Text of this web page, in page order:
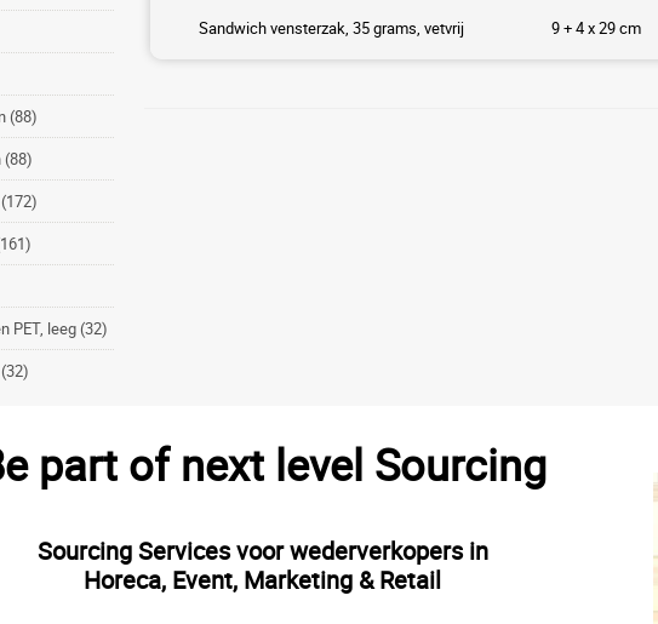
(88)
(88)
PET, leeg (32)
Sandwich vensterzak, 35 grams, vetvrij 9 + 4 x 29 cm
part of next level Sourcing
Sourcing Services voor wederverkopers in
Horeca, Event, Marketing & Retail